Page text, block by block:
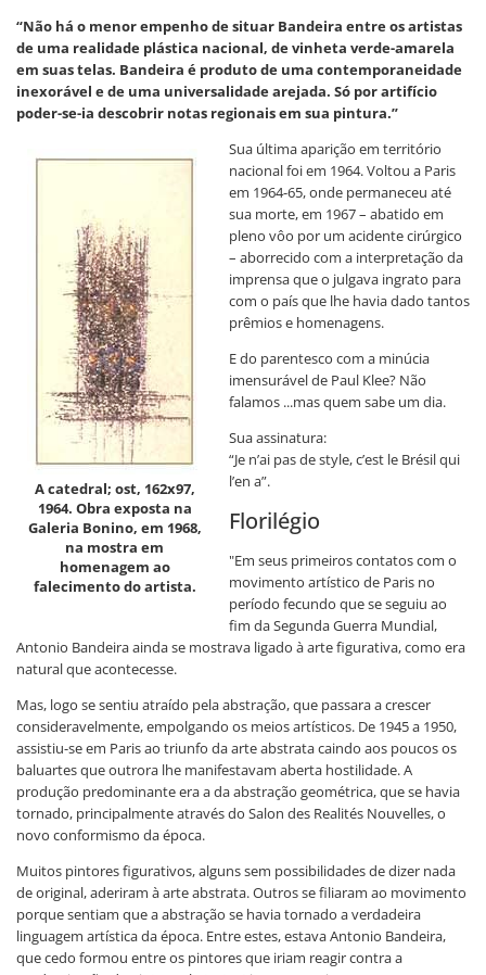
“Não há o menor empenho de situar Bandeira entre os artistas
de uma realidade plástica nacional, de vinheta verde-amarela
em suas telas. Bandeira é produto de uma contemporaneidade
inexorável e de uma universalidade arejada. Só por artifício
poder-se-ia descobrir notas regionais em sua pintura.”
A catedral; ost, 162x97,
1964. Obra exposta na
Galeria Bonino, em 1968,
na mostra em
homenagem ao
falecimento do artista.
Sua última aparição em território
nacional foi em 1964. Voltou a Paris
em 1964-65, onde permaneceu até
sua morte, em 1967 – abatido em
pleno vôo por um acidente cirúrgico
– aborrecido com a interpretação da
imprensa que o julgava ingrato para
com o país que lhe havia dado tantos
prêmios e homenagens.
E do parentesco com a minúcia
imensurável de Paul Klee? Não
falamos ...mas quem sabe um dia.
Sua assinatura:
“Je n’ai pas de style, c’est le Brésil qui
l’en a”.
Florilégio
"Em seus primeiros contatos com o
movimento artístico de Paris no
período fecundo que se seguiu ao
fim da Segunda Guerra Mundial,
Antonio Bandeira ainda se mostrava ligado à arte figurativa, como era
natural que acontecesse.
Mas, logo se sentiu atraído pela abstração, que passara a crescer
consideravelmente, empolgando os meios artísticos. De 1945 a 1950,
assistiu-se em Paris ao triunfo da arte abstrata caindo aos poucos os
baluartes que outrora lhe manifestavam aberta hostilidade. A
produção predominante era a da abstração geométrica, que se havia
tornado, principalmente através do Salon des Realités Nouvelles, o
novo conformismo da época.
Muitos pintores figurativos, alguns sem possibilidades de dizer nada
de original, aderiram à arte abstrata. Outros se filiaram ao movimento
porque sentiam que a abstração se havia tornado a verdadeira
linguagem artística da época. Entre estes, estava Antonio Bandeira,
que cedo formou entre os pintores que iriam reagir contra a